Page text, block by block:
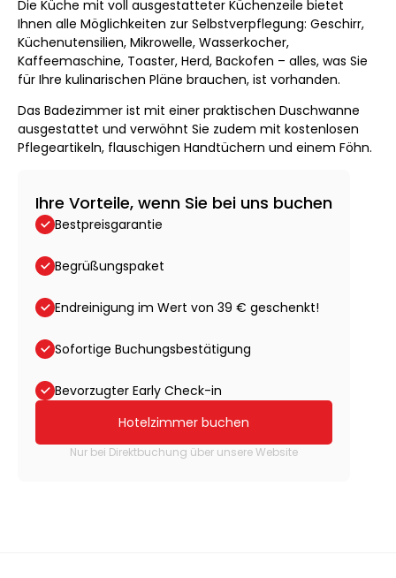
Die Küche mit voll ausgestatteter Küchenzeile bietet
Ihnen alle Möglichkeiten zur Selbstverpflegung: Geschirr,
Küchenutensilien, Mikrowelle, Wasserkocher,
Kaffeemaschine, Toaster, Herd, Backofen – alles, was Sie
für Ihre kulinarischen Pläne brauchen, ist vorhanden.
Das Badezimmer ist mit einer praktischen Duschwanne
ausgestattet und verwöhnt Sie zudem mit kostenlosen
Pflegeartikeln, flauschigen Handtüchern und einem Föhn.
Ihre Vorteile, wenn Sie bei uns buchen
Bestpreisgarantie
Begrüßungspaket
Endreinigung im Wert von 39 € geschenkt!
Sofortige Buchungsbestätigung
Bevorzugter Early Check-in
Hotelzimmer buchen
Nur bei Direktbuchung über unsere Website